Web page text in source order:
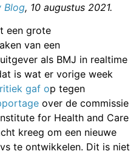
Blog, 10 augustus 2021.
een grote
van een
als BMJ in realtime
is wat er vorige week
gaf op tegen
over de commissie
for Health and Care
kreeg om een nieuwe
te ontwikkelen. Dit is niet